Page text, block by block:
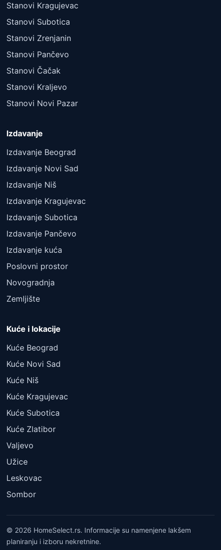
Stanovi Kragujevac
Stanovi Subotica
Stanovi Zrenjanin
Stanovi Pančevo
Stanovi Čačak
Stanovi Kraljevo
Stanovi Novi Pazar
Izdavanje
Izdavanje Beograd
Izdavanje Novi Sad
Izdavanje Niš
Izdavanje Kragujevac
Izdavanje Subotica
Izdavanje Pančevo
Izdavanje kuća
Poslovni prostor
Novogradnja
Zemljište
Kuće i lokacije
Kuće Beograd
Kuće Novi Sad
Kuće Niš
Kuće Kragujevac
Kuće Subotica
Kuće Zlatibor
Valjevo
Užice
Leskovac
Sombor
© 2026 HomeSelect.rs. Informacije su namenjene lakšem
planiranju i izboru nekretnine.